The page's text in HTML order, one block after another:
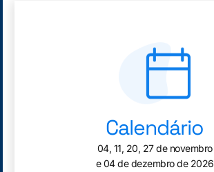
Calendário
04, 11, 20, 27 de novembro
e 04 de dezembro de 2026